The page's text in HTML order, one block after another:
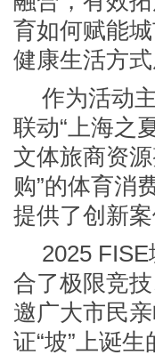
育如何赋能
健康生活方式
作为活动
联动“上海之
文体旅商资
购”的体育消
提供了创新案
2025
合了极限竞
邀广大市民
证“坡”上诞生